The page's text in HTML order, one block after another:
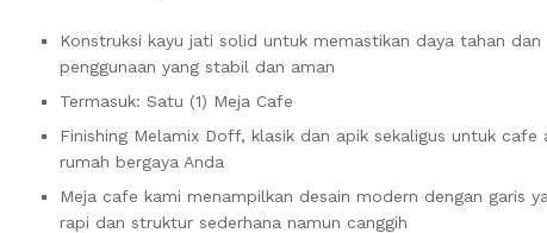
Konstruksi kayu jati solid untuk memastikan daya tahan dan
penggunaan yang stabil dan aman
Termasuk: Satu (1) Meja Cafe
Finishing Melamix Doff, klasik dan apik sekaligus untuk cafe
rumah bergaya Anda
Meja cafe kami menampilkan desain modern dengan garis
rapi dan struktur sederhana namun canggih